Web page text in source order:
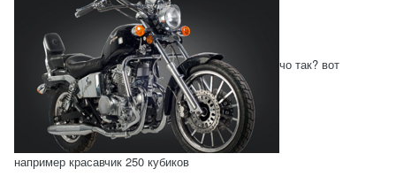
чо так? вот
например красавчик 250 кубиков